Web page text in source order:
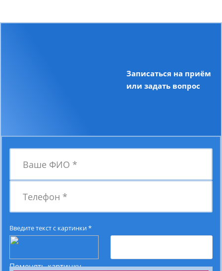
Записаться на приём
или задать вопрос
Ваше ФИО *
Телефон *
Введите текст с картинки*
Поменять картинку